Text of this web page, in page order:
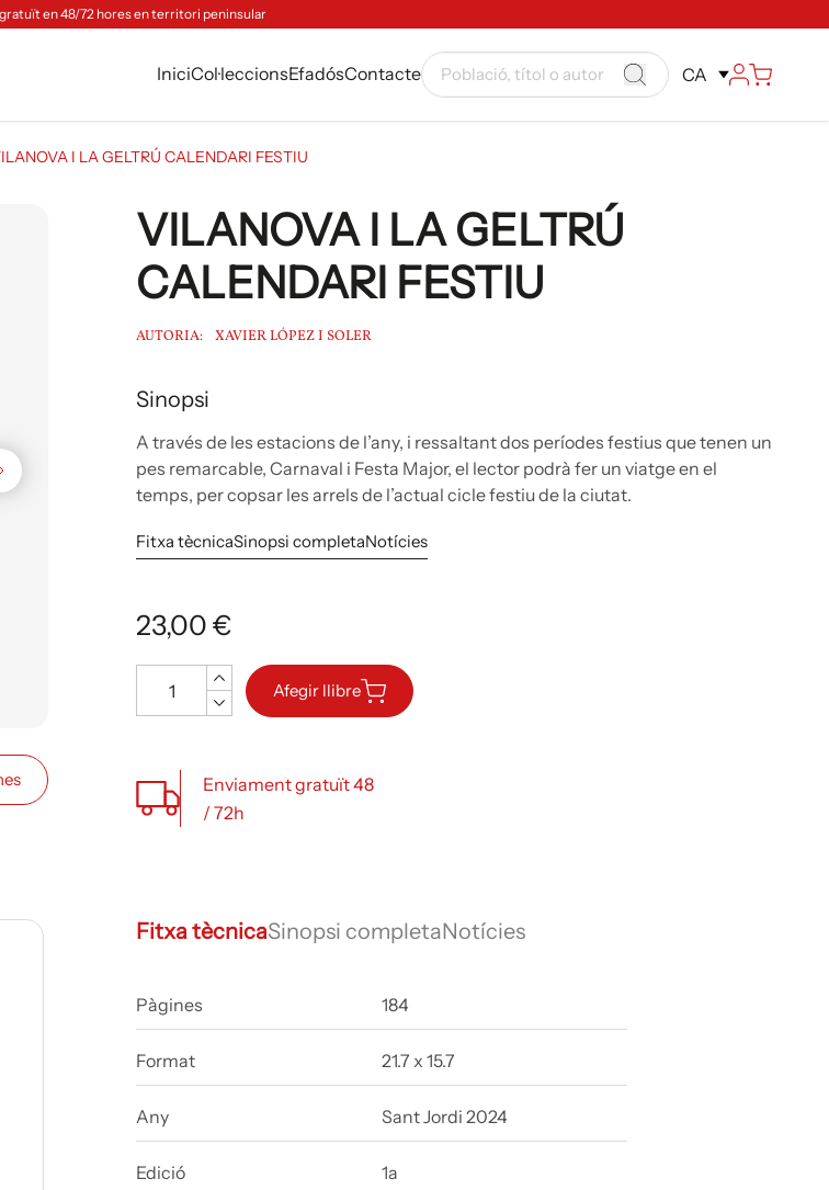
en 48/72 hores en territori peninsular
IniciCol·leccionsEfadósContacte CA
I LA GELTRÚ CALENDARI FESTIU
VILANOVA I LA GELTRÚ
CALENDARI FESTIU
AUTORIA: XAVIER LÓPEZ I SOLER
Sinopsi
A través de les estacions de l’any, i ressaltant dos períodes festius que tenen un
pes remarcable, Carnaval i Festa Major, el lector podrà fer un viatge en el
temps, per copsar les arrels de l’actual cicle festiu de la ciutat.
Fitxa tècnicaSinopsi completaNotícies
23,00 €
Afegir llibre
Enviament gratuït 48
/ 72h
Fitxa tècnicaSinopsi completaNotícies
Pàgines 184
Format 21.7 x 15.7
Any Sant Jordi 2024
Edició 1a